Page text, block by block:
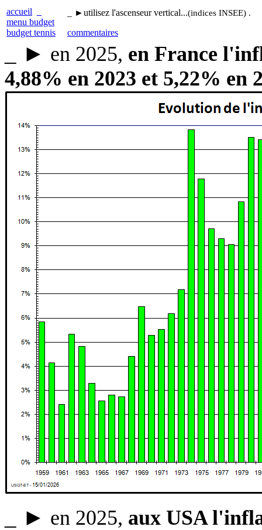
accueil
menu budget
budget tennis
►utilisez l'ascenseur vertical...(indices INSEE) .
commentaires
► en 2025, en France
4,88% en 2023 et 5,22% en
► en 2025, aux USA